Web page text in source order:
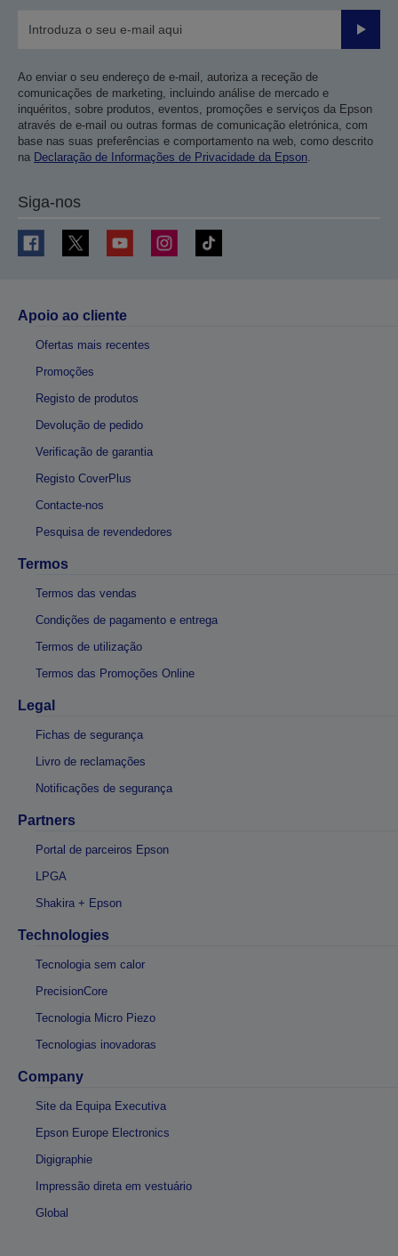
Enviar
Ao enviar o seu endereço de e-mail, autoriza a receção de
comunicações de marketing, incluindo análise de mercado e
inquéritos, sobre produtos, eventos, promoções e serviços da Epson
através de e-mail ou outras formas de comunicação eletrónica, com
base nas suas preferências e comportamento na web, como descrito
na Declaração de Informações de Privacidade da Epson.
Siga-nos
Apoio ao cliente
Ofertas mais recentes
Promoções
Registo de produtos
Devolução de pedido
Verificação de garantia
Registo CoverPlus
Contacte-nos
Pesquisa de revendedores
Termos
Termos das vendas
Condições de pagamento e entrega
Termos de utilização
Termos das Promoções Online
Legal
Fichas de segurança
Livro de reclamações
Notificações de segurança
Partners
Portal de parceiros Epson
LPGA
Shakira + Epson
Technologies
Tecnologia sem calor
PrecisionCore
Tecnologia Micro Piezo
Tecnologias inovadoras
Company
Site da Equipa Executiva
Epson Europe Electronics
Digigraphie
Impressão direta em vestuário
Global